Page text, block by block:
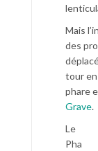
Mais
des
tour en
phare
Grave.
Le
Pha